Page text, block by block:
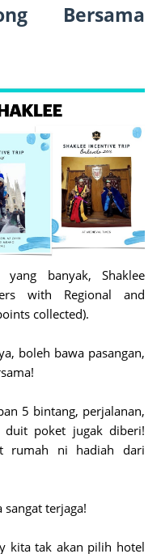
Bersama
banyak, Shaklee
with Regional and
collected).
boleh bawa pasangan,
5 bintang, perjalanan,
duit poket jugak diberi!
rumah ni hadiah dari
sangat terjaga!
kita tak akan pilih hotel